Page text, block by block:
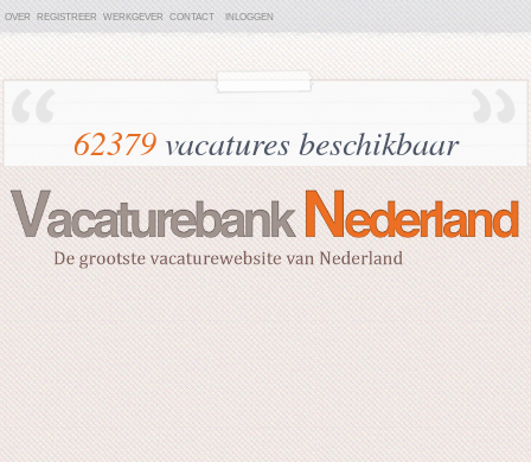
OVER REGISTREER WERKGEVER CONTACT INLOGGEN
62379vacatures beschikbaar